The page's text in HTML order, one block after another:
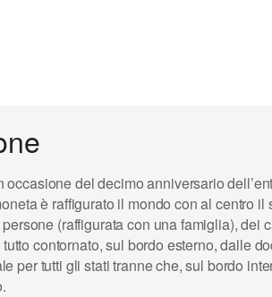
occasione del decimo anniversario
è raffigurato il mondo con al centro
(raffigurata con una famiglia),
contornato, sul bordo esterno, dalle
per tutti gli stati tranne che, sul bordo